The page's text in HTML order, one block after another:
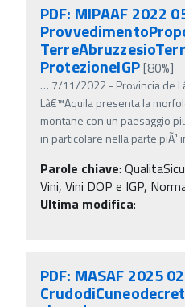
PDF: MIPAAF 2022
ProtezioneIGP[80%]
… 7/11/2022 - Provincia de
Lâ€™Aquila presenta la
montane con un paesaggio
in particolare nella parte piÃ¹
Parole chiave:
Vini, Vini DOP e IGP,
Ultima modifica:
PDF: MASAF 2025